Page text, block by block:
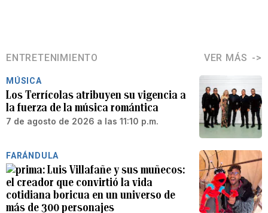
ENTRETENIMIENTO VER MÁS
MÚSICA
Los Terrícolas atribuyen su vigencia a
la fuerza de la música romántica
7 de agosto de 2026 a las 11:10 p.m.
FARÁNDULA
Luis Villafañe y sus muñecos:
el creador que convirtió la vida
cotidiana boricua en un universo de
más de 300 personajes